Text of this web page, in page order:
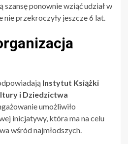
ponownie wziąć udział w
nie przekroczyły jeszcze 6 lat.
Instytut Książki
i Dziedzictwa
umożliwiło
inicjatywy, która ma na celu
wśród najmłodszych.